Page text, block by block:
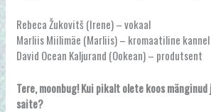
Rebeca Žukovitš (Irene) – vokaal
Marliis Miilimäe (Marliis) – kromaatiline kannel
David Ocean Kaljurand (Ookean) – produtsent
Tere, moonbug! Kui pikalt olete koos
saite?